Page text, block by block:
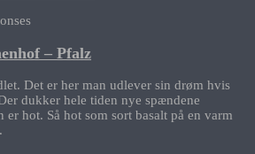
– Pfalz
Det er her man udlever sin drøm hvis
dukker hele tiden nye spændene
hot. Så hot som sort basalt på en varm